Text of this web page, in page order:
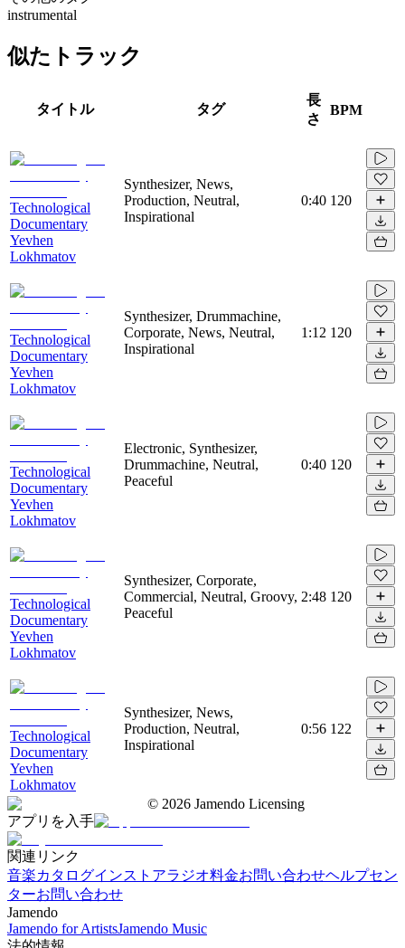
instrumental
似たトラック
タイトル タグ
長
さ
BPM
Technological
Documentary
Yevhen
Lokhmatov
Synthesizer, News,
Production, Neutral,
Inspirational
0:40 120
Technological
Documentary
Yevhen
Lokhmatov
Synthesizer, Drummachine,
Corporate, News, Neutral,
Inspirational
1:12 120
Technological
Documentary
Yevhen
Lokhmatov
Electronic, Synthesizer,
Drummachine, Neutral,
Peaceful
0:40 120
Technological
Documentary
Yevhen
Lokhmatov
Synthesizer, Corporate,
Commercial, Neutral, Groovy,
Peaceful
2:48 120
Technological
Documentary
Yevhen
Lokhmatov
Synthesizer, News,
Production, Neutral,
Inspirational
0:56 122
© 2026 Jamendo Licensing
アプリを入手
関連リンク
音楽カタログインストアラジオ料金お問い合わせヘルプセン
ターお問い合わせ
Jamendo
Jamendo for ArtistsJamendo Music